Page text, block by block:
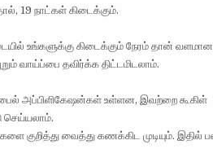
19 நாட்கள் கிடைக்கும்.
உங்களுக்கு கிடைக்கும் நேரம் தான்
வாய்ப்பை தவிர்க்க திட்டமிடலாம்.
அப்பிளிகேஷன்கள் உள்ளன, இவற்றை கூகிள்
செய்யலாம்.
குறித்து வைத்து கணக்கிட முடியும். இதில்